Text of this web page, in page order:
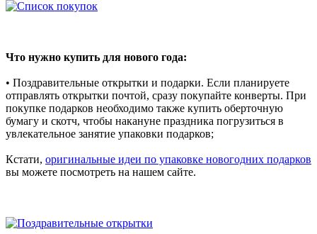
Что нужно купить для нового года:
• Поздравительные открытки и подарки. Если планируете
отправлять открытки почтой, сразу покупайте конверты. При
покупке подарков необходимо также купить оберточную
бумагу и скотч, чтобы накануне праздника погрузиться в
увлекательное занятие упаковки подарков;
Кстати, оригинальные идеи по упаковке новогодних подарков
вы можете посмотреть на нашем сайте.